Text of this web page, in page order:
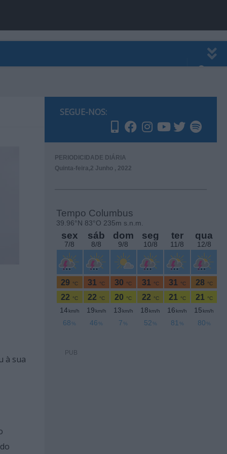
à sua
SEGUE-NOS:
PERIODICIDADE DIÁRIA
Quinta-feira,2 Junho , 2022
PUB